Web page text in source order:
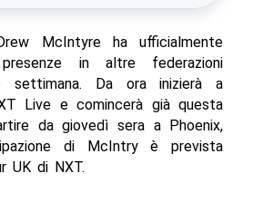
McIntyre ha ufficialmente
in altre federazioni
settimana. Da ora inizierà a
Live e comincerà già questa
da giovedì sera a Phoenix,
di McIntry è prevista
UK di NXT.